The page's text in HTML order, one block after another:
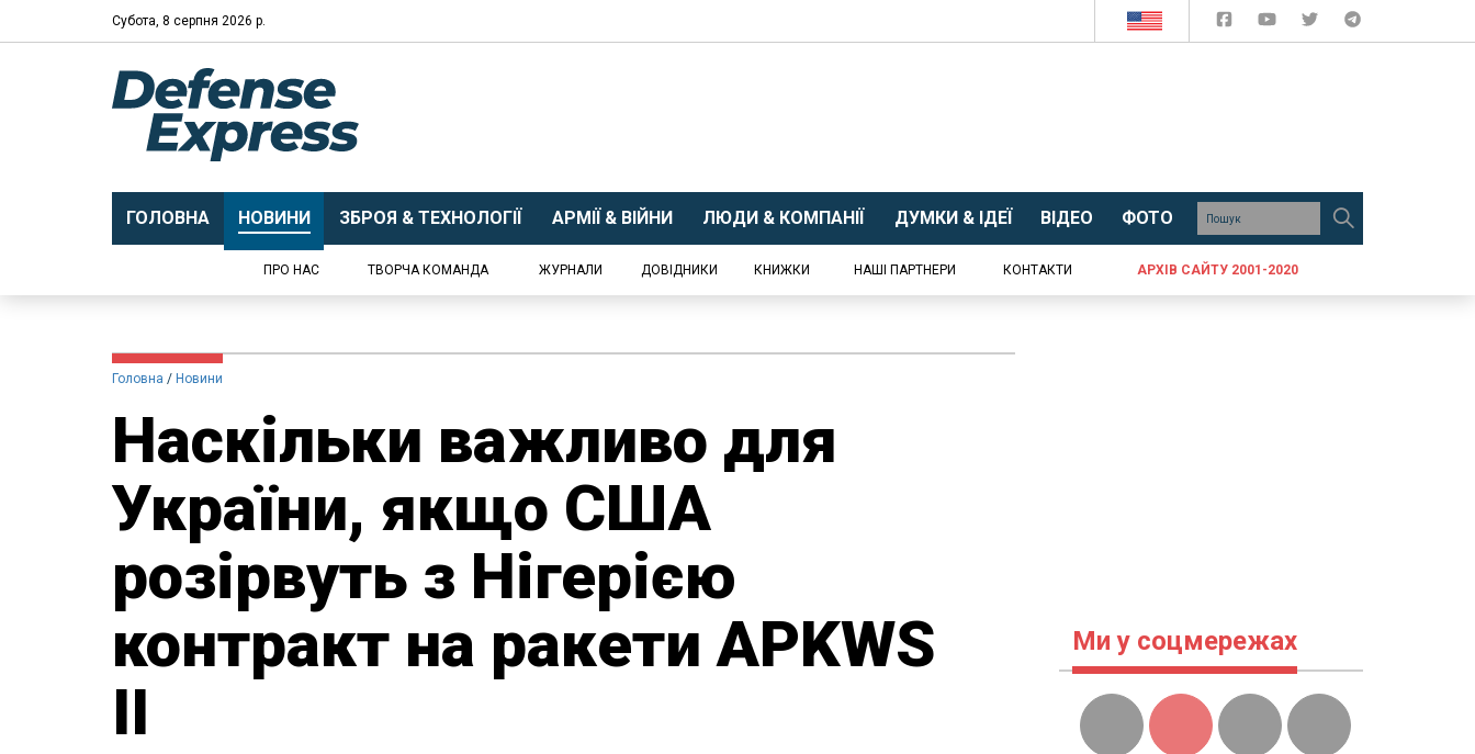
Субота, 8 серпня 2026 р.
ГОЛОВНА НОВИНИ ЗБРОЯ & ТЕХНОЛОГІЇ АРМІЇ & ВІЙНИ ЛЮДИ & КОМПАНІЇ ДУМКИ & ІДЕЇ ВІДЕО ФОТО
ПРО НАС ТВОРЧА КОМАНДА ЖУРНАЛИ ДОВІДНИКИ КНИЖКИ НАШІ ПАРТНЕРИ КОНТАКТИ АРХІВ САЙТУ 2001-2020
Головна Новини
Наскільки важливо для
України, якщо США
розірвуть з Нігерією
контракт на ракети APKWS
II
Ми у соцмережах